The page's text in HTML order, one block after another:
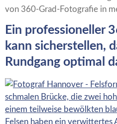
von 360-Grad-Fotografie in
Ein professioneller
kann sicherstellen,
Rundgang optimal